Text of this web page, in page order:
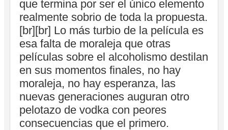
que termina por ser el único elemento
realmente sobrio de toda la propuesta.
[br][br] Lo más turbio de la película es
esa falta de moraleja que otras
películas sobre el alcoholismo destilan
en sus momentos finales, no hay
moraleja, no hay esperanza, las
nuevas generaciones auguran otro
pelotazo de vodka con peores
consecuencias que el primero.